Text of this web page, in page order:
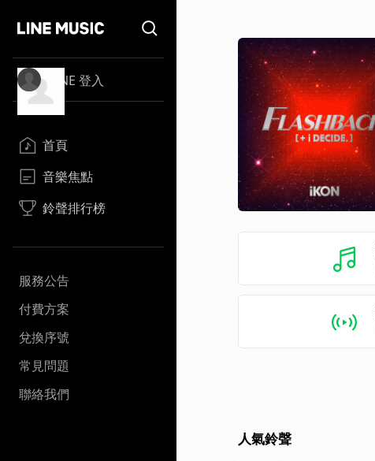
LINE 登入
首頁
音樂焦點
鈴聲排行榜
服務公告
付費方案
兌換序號
常見問題
聯絡我們
人氣鈴聲